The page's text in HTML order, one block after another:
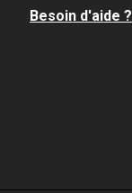
Besoin d'aide ?